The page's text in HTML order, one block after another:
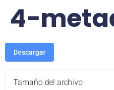
4-
Descargar
Tamaño del archivo